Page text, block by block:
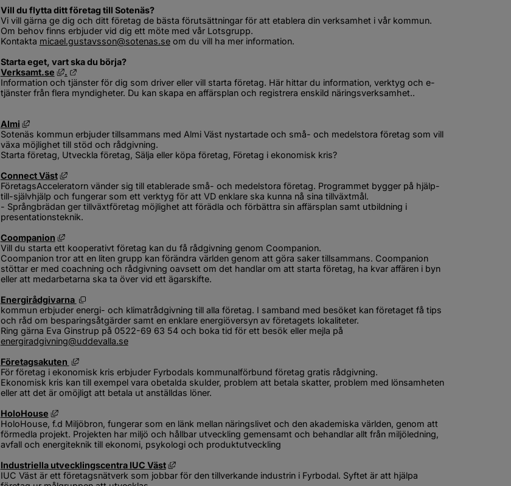
Vill du flytta ditt företag till Sotenäs?
Vi vill gärna ge dig och ditt företag de bästa förutsättningar för att etablera din verksamhet i vår kommun.
Om behov finns erbjuder vid dig ett möte med vår Lotsgrupp.
Kontakta micael.gustavsson@sotenas.se om du vill ha mer information.
Starta eget, vart ska du börja?
Verksamt.se
Länk till annan webbplats, öppnas i nytt fönster.
.
Information och tjänster för dig som driver eller vill starta företag. Här hittar du information, verktyg och e-
tjänster från flera myndigheter. Du kan skapa en affärsplan och registrera enskild näringsverksamhet..
Almi
Länk till annan webbplats, öppnas i nytt fönster.
Sotenäs kommun erbjuder tillsammans med Almi Väst nystartade och små- och medelstora företag som vill
växa möjlighet till stöd och rådgivning.
Starta företag, Utveckla företag, Sälja eller köpa företag, Företag i ekonomisk kris?
Connect Väst
Länk till annan webbplats, öppnas i nytt fönster.
FöretagsAcceleratorn vänder sig till etablerade små- och medelstora företag. Programmet bygger på hjälp-
till-självhjälp och fungerar som ett verktyg för att VD enklare ska kunna nå sina tillväxtmål.
- Språngbrädan ger tillväxtföretag möjlighet att förädla och förbättra sin affärsplan samt utbildning i
presentationsteknik.
Coompanion
Länk till annan webbplats, öppnas i nytt fönster.
Vill du starta ett kooperativt företag kan du få rådgivning genom Coompanion.
Coompanion tror att en liten grupp kan förändra världen genom att göra saker tillsammans. Coompanion
stöttar er med coachning och rådgivning oavsett om det handlar om att starta företag, ha kvar affären i byn
eller att medarbetarna ska ta över vid ett ägarskifte.
Energirådgivarna
Öppnas i nytt fönster.
kommun erbjuder energi- och klimatrådgivning till alla företag. I samband med besöket kan företaget få tips
och råd om besparingsåtgärder samt en enklare energiöversyn av företagets lokaliteter.
energiradgivning@uddevalla.se
Företagsakuten
Länk till annan webbplats, öppnas i nytt fönster.
För företag i ekonomisk kris erbjuder Fyrbodals kommunalförbund företag gratis rådgivning.
Ekonomisk kris kan till exempel vara obetalda skulder, problem att betala skatter, problem med lönsamheten
eller att det är omöjligt att betala ut anställdas löner.
HoloHouse
Länk till annan webbplats, öppnas i nytt fönster.
HoloHouse, f.d Miljöbron, fungerar som en länk mellan näringslivet och den akademiska världen, genom att
förmedla projekt. Projekten har miljö och hållbar utveckling gemensamt och behandlar allt från miljöledning,
avfall och energiteknik till ekonomi, psykologi och produktutveckling
Industriella utvecklingscentra IUC Väst
Länk till annan webbplats, öppnas i nytt fönster.
IUC Väst är ett företagsnätverk som jobbar för den tillverkande industrin i Fyrbodal. Syftet är att hjälpa